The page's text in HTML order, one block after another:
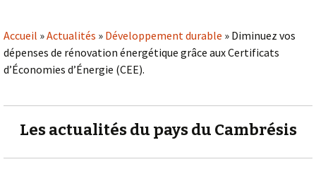
Accueil »Actualités » Développement durable » Diminuez vos
dépenses de rénovation énergétique grâce aux Certificats
d’Économies d’Énergie (CEE).
Les actualités du pays du Cambrésis